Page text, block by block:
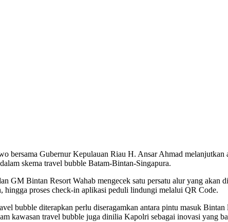
Gubernur Kepulauan Riau H. Ansar Ahmad
skema travel bubble Batam-Bintan-Singapura.
Bintan Resort Wahab mengecek satu persatu alur yang akan
hingga proses check-in aplikasi peduli lindungi melalui QR Code.
bubble diterapkan perlu diseragamkan antara pintu masuk
kawasan travel bubble juga dinilia Kapolri sebagai inovasi yang